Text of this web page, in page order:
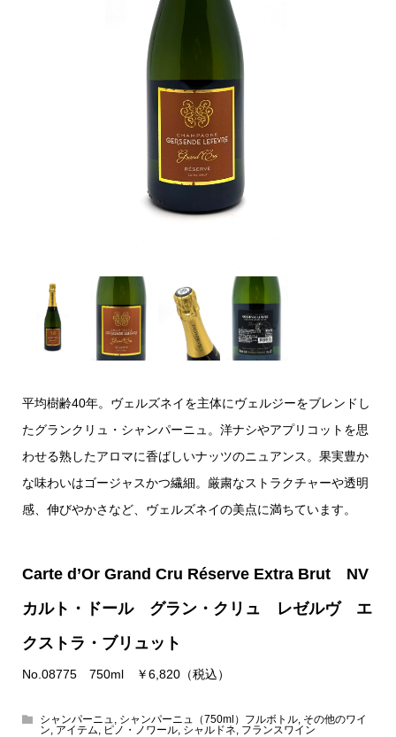
平均樹齢40年。ヴェルズネイを主体にヴェルジーをブレンドし
たグランクリュ・シャンパーニュ。洋ナシやアプリコットを思
わせる熟したアロマに香ばしいナッツのニュアンス。果実豊か
な味わいはゴージャスかつ繊細。厳粛なストラクチャーや透明
感、伸びやかさなど、ヴェルズネイの美点に満ちています。
Carte d’Or Grand Cru Réserve Extra Brut NV
カルト・ドール グラン・クリュ レゼルヴ エ
クストラ・ブリュット
No.08775 750ml ￥6,820（税込）
シャンパーニュ シャンパーニュ（750ml）フルボトル, その他のワイ
ン アイテム ピノ・ノワール, シャルドネ フランスワイン